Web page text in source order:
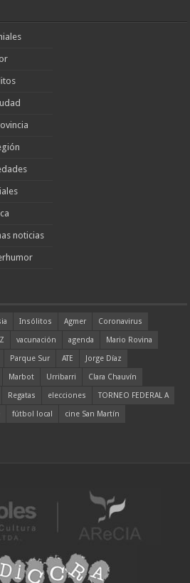
noticias
Insólitos Agmer
Coronavirus
vacunación agenda
Mario Rovina
Parque Sur ATE
Jorge Díaz
Marbot Urribarri
Clara Chauvín
Regatas elecciones
TORNEO FEDERAL A
fútbol local cine San Martín